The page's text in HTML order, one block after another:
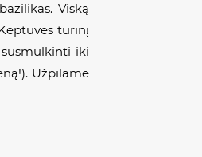
Viską
turinį
iki
Užpilame